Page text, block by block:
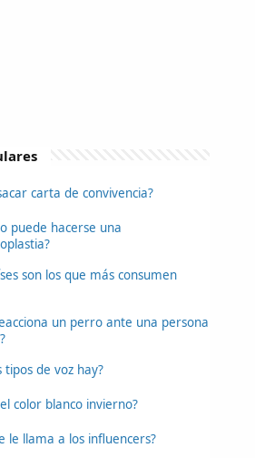
carta de convivencia?
puede hacerse una
son los que más consumen
un perro ante una persona
tipos de voz hay?
color blanco invierno?
le llama a los influencers?